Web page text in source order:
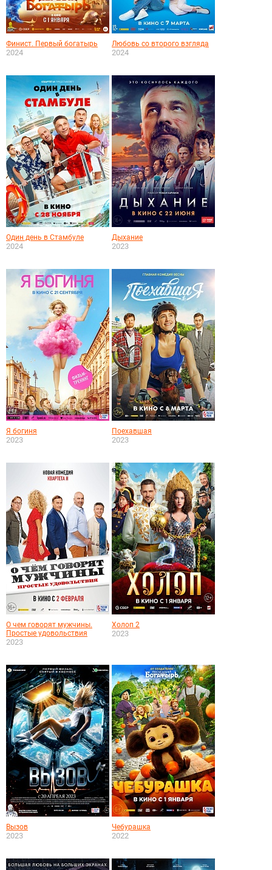
Финист. Первый богатырь
2024
Любовь со второго взгляда
2024
Один день в Стамбуле
2024
Дыхание
2023
Я богиня
2023
Поехавшая
2023
О чем говорят мужчины.
Простые удовольствия
2023
Холоп 2
2023
Вызов
2023
Чебурашка
2022